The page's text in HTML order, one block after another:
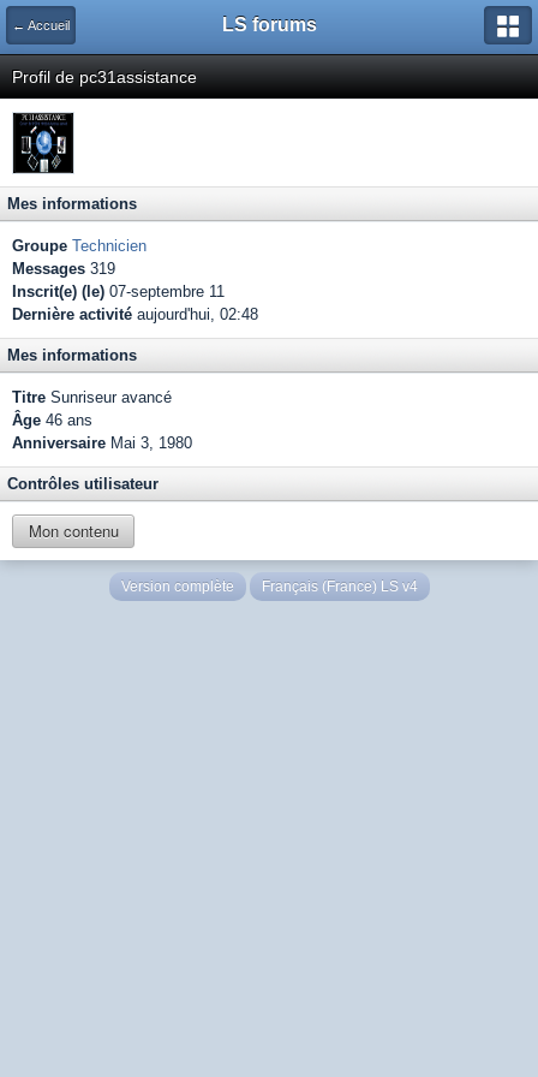
← Accueil LS forums
Profil de pc31assistance
Mes informations
Groupe Technicien
Messages 319
Inscrit(e) (le) 07-septembre 11
Dernière activité aujourd'hui, 02:48
Mes informations
Titre Sunriseur avancé
Âge 46 ans
Anniversaire Mai 3, 1980
Contrôles utilisateur
Mon contenu
Version complète Français (France) LS v4